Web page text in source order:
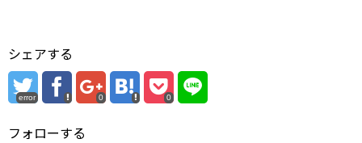
シェアする
error 0 0
フォローする